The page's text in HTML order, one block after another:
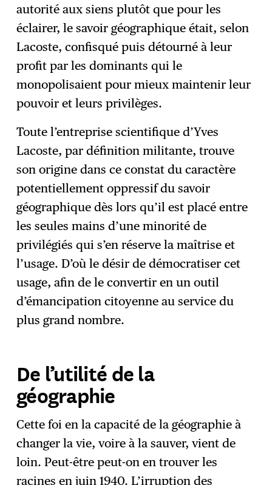
autorité aux siens plutôt que pour les
éclairer, le savoir géographique était, selon
Lacoste, confisqué puis détourné à leur
profit par les dominants qui le
monopolisaient pour mieux maintenir leur
pouvoir et leurs privilèges.
Toute l’entreprise scientifique d’Yves
Lacoste, par définition militante, trouve
son origine dans ce constat du caractère
potentiellement oppressif du savoir
géographique dès lors qu’il est placé entre
les seules mains d’une minorité de
privilégiés qui s’en réserve la maîtrise et
l’usage. D’où le désir de démocratiser cet
usage, afin de le convertir en un outil
d’émancipation citoyenne au service du
plus grand nombre.
De l’utilité de la
géographie
Cette foi en la capacité de la géographie à
changer la vie, voire à la sauver, vient de
loin. Peut-être peut-on en trouver les
racines en juin 1940. L’irruption des